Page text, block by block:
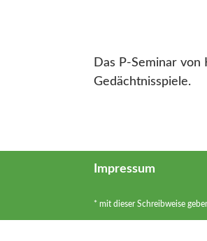
Das P-Seminar
Gedächtnisspiele.
Impressum
* mit dieser Schreibweise